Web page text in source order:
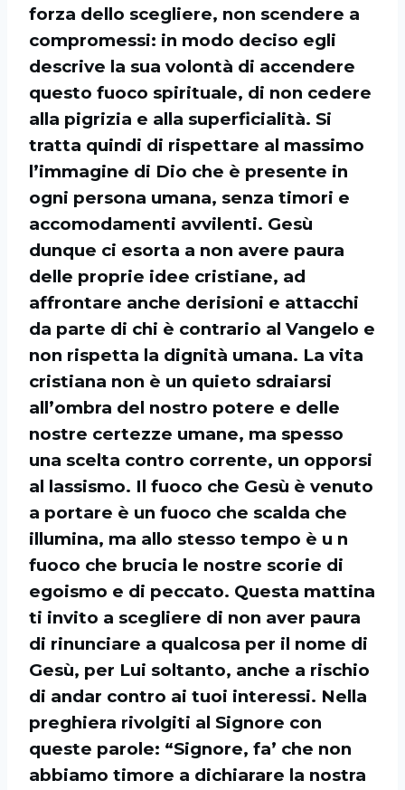
forza dello scegliere, non scendere a
compromessi: in modo deciso egli
descrive la sua volontà di accendere
questo fuoco spirituale, di non cedere
alla pigrizia e alla superficialità. Si
tratta quindi di rispettare al massimo
l’immagine di Dio che è presente in
ogni persona umana, senza timori e
accomodamenti avvilenti. Gesù
dunque ci esorta a non avere paura
delle proprie idee cristiane, ad
affrontare anche derisioni e attacchi
da parte di chi è contrario al Vangelo e
non rispetta la dignità umana. La vita
cristiana non è un quieto sdraiarsi
all’ombra del nostro potere e delle
nostre certezze umane, ma spesso
una scelta contro corrente, un opporsi
al lassismo. Il fuoco che Gesù è venuto
a portare è un fuoco che scalda che
illumina, ma allo stesso tempo è u n
fuoco che brucia le nostre scorie di
egoismo e di peccato. Questa mattina
ti invito a scegliere di non aver paura
di rinunciare a qualcosa per il nome di
Gesù, per Lui soltanto, anche a rischio
di andar contro ai tuoi interessi. Nella
preghiera rivolgiti al Signore con
queste parole: “Signore, fa’ che non
abbiamo timore a dichiarare la nostra